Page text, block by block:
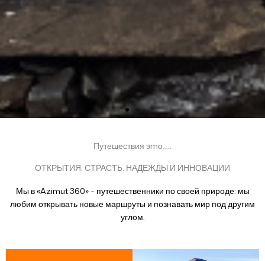
Путешествия эmо.....
ОТКРЫТИЯ, СТРАСТЬ, НАДЕЖДЫ И ИННОВАЦИИ
Мы в «Azimut 360» – путешественники по своей природе: мы
любим открывать новые маршруты и познавать мир под другим
углом.